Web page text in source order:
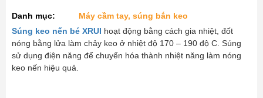
Danh mục:
Máy cầm tay, súng bắn keo
Súng keo nến bé XRUI hoạt động bằng cách gia nhiệt, đốt
nóng bằng lửa làm chảy keo ở nhiệt độ 170 – 190 độ C. Súng
sử dụng điện năng để chuyển hóa thành nhiệt năng làm nóng
keo nến hiệu quả.